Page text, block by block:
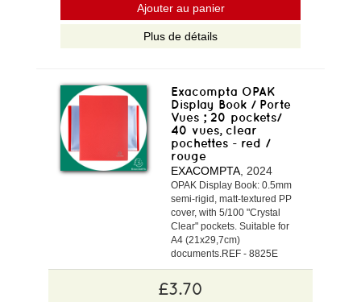
Ajouter au panier
Plus de détails
Exacompta OPAK
Display Book / Porte
Vues ; 20 pockets/
40 vues, clear
pochettes - red /
rouge
EXACOMPTA, 2024
OPAK Display Book: 0.5mm
semi-rigid, matt-textured PP
cover, with 5/100 "Crystal
Clear" pockets. Suitable for
A4 (21x29,7cm)
documents.REF - 8825E
£3.70